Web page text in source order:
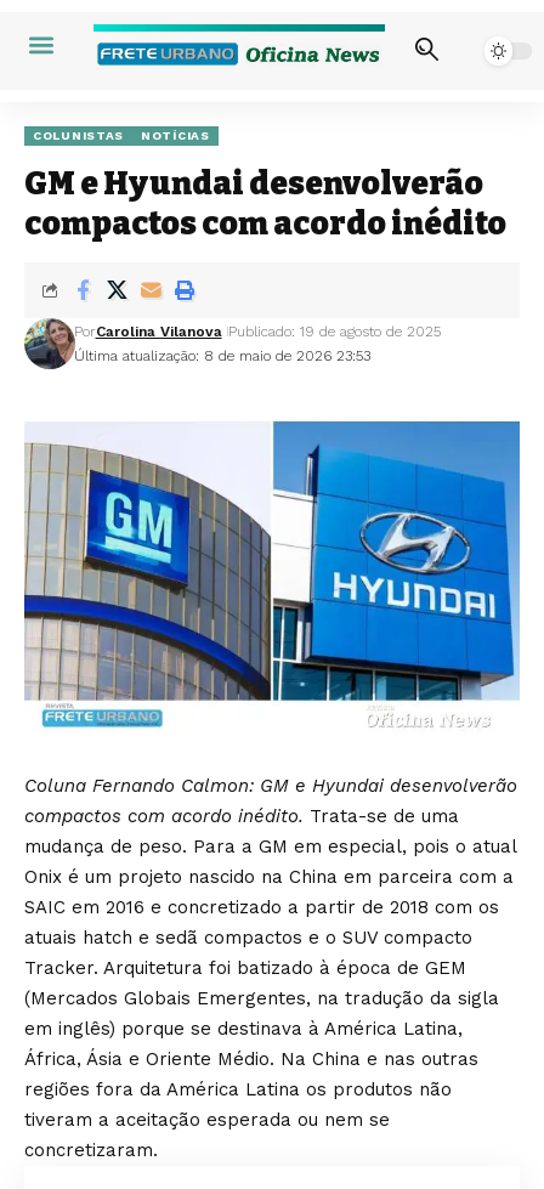
COLUNISTAS NOTÍCIAS
GM e Hyundai desenvolverão
compactos com acordo inédito
Última atualização: 8 de maio de 2026 23:53
PorCarolina Vilanova Publicado: 19 de agosto de 2025
Coluna Fernando Calmon: GM e Hyundai desenvolverão
compactos com acordo inédito. Trata-se de uma
mudança de peso. Para a GM em especial, pois o atual
Onix é um projeto nascido na China em parceira com a
SAIC em 2016 e concretizado a partir de 2018 com os
atuais hatch e sedã compactos e o SUV compacto
Tracker. Arquitetura foi batizado à época de GEM
(Mercados Globais Emergentes, na tradução da sigla
em inglês) porque se destinava à América Latina,
África, Ásia e Oriente Médio. Na China e nas outras
regiões fora da América Latina os produtos não
tiveram a aceitação esperada ou nem se
concretizaram.